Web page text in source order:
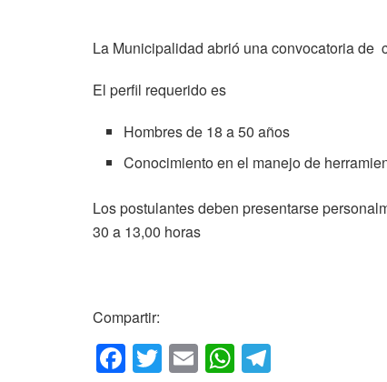
La Municipalidad abrió una convocatoria de
El perfil requerido es
Hombres de 18 a 50 años
Conocimiento en el manejo de
Los postulantes deben presentarse
30 a 13,00 horas
Compartir:
F T E W